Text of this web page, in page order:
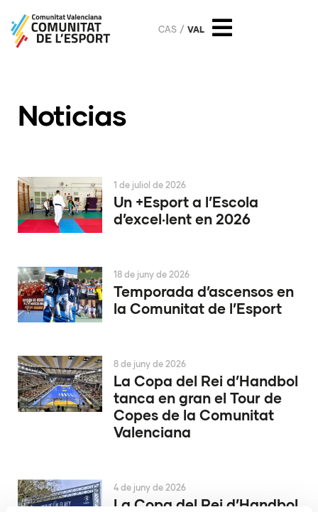
CAS VAL
Noticias
Un +Esport a l’Escola
d’excel·lent en 2026
1 de juliol de 2026
Temporada d’ascensos en
la Comunitat de l’Esport
18 de juny de 2026
La Copa del Rei d’Handbol
tanca en gran el Tour de
Copes de la Comunitat
Valenciana
8 de juny de 2026
La Copa del Rei d’Handbol
4 de juny de 2026